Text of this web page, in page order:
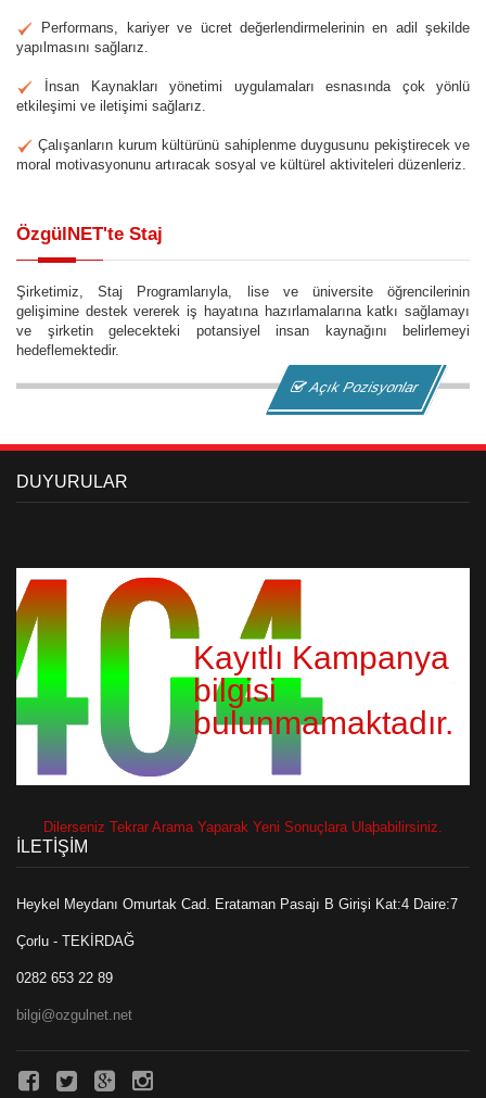
Performans, kariyer ve ücret değerlendirmelerinin en adil şekilde
yapılmasını sağlarız.
İnsan Kaynakları yönetimi uygulamaları esnasında çok yönlü
etkileşimi ve iletişimi sağlarız.
Çalışanların kurum kültürünü sahiplenme duygusunu pekiştirecek ve
moral motivasyonunu artıracak sosyal ve kültürel aktiviteleri düzenleriz.
ÖzgülNET'te Staj
Şirketimiz, Staj Programlarıyla, lise ve üniversite öğrencilerinin
gelişimine destek vererek iş hayatına hazırlamalarına katkı sağlamayı
ve şirketin gelecekteki potansiyel insan kaynağını belirlemeyi
hedeflemektedir.
Açık Pozisyonlar
DUYURULAR
Kayıtlı Kampanya
bilgisi
bulunmamaktadır.
Dilerseniz Tekrar Arama Yaparak Yeni Sonuçlara Ulaþabilirsiniz.
İLETİŞİM
Heykel Meydanı Omurtak Cad. Erataman Pasajı B Girişi Kat:4 Daire:7
Çorlu - TEKİRDAĞ
0282 653 22 89
bilgi@ozgulnet.net